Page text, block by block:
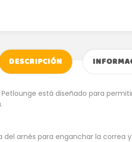
DESCRIPCIÓN
está diseñado para
del arnés para enganchar la correa